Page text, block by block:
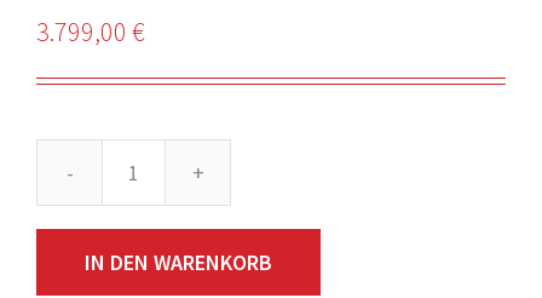
3.799,00 €
Carbon
Doppel
IN DEN WARENKORB